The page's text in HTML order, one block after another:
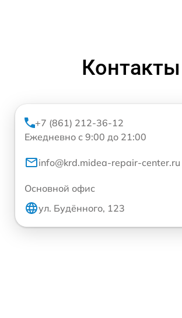
Контакты
+7 (861) 212-36-12
Ежедневно с 9:00 до 21:00
info@krd.midea-repair-center.ru
Основной офис
ул. Будённого, 123